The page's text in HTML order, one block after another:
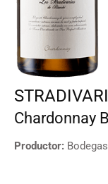
Chardonnay
Productor: